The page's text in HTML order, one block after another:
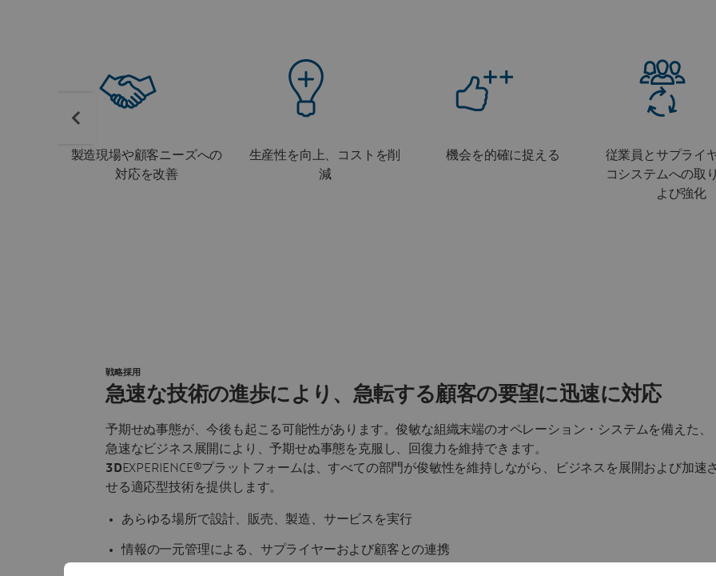
製造現場や顧客ニーズへの
対応を改善
生産性を向上、コストを削
減
機会を的確に捉える
従業員とサプライ
コシステムへの取
よび強化
急速な技術の進歩により、急転する顧客の要望に迅速に対応
戦略採用
予期せぬ事態が、今後も起こる可能性があります。俊敏な組織末端のオペレーション・システムを備えた、
急速なビジネス展開により、予期せぬ事態を克服し、回復力を維持できます。
3DEXPERIENCE®プラットフォームは、すべての部門が俊敏性を維持しながら、ビジネスを展開および加速
せる適応型技術を提供します。
あらゆる場所で設計、販売、製造、サービスを実行
情報の一元管理による、サプライヤーおよび顧客との連携